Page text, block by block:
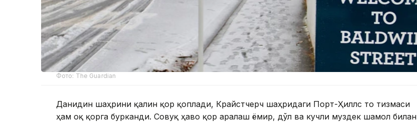
Фото: The Guardian
Данидин шаҳрини қалин қор қоплади, Крайстчерч шаҳридаги Порт-Ҳиллс тоғ тизмаси
ҳам оқ қорга бурканди. Совуқ ҳаво қор аралаш ёмғир, дўл ва кучли муздек шамол билан